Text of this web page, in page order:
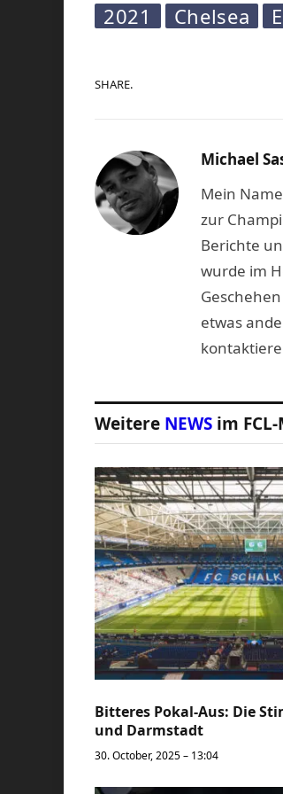
2021 Chelsea
SHARE.
Michael
Mein
zur
Berichte
wurde im
etwas
Weitere NEWS im
Bitteres Pokal-Aus: Die
und Darmstadt
30. October, 2025 – 13:04